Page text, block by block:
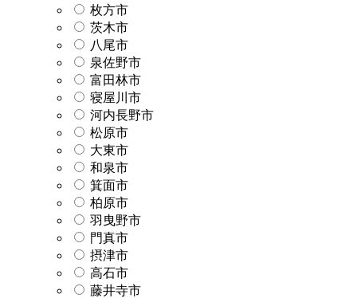
枚方市
茨木市
八尾市
泉佐野市
富田林市
寝屋川市
河内長野市
松原市
大東市
和泉市
箕面市
柏原市
羽曳野市
門真市
摂津市
高石市
藤井寺市